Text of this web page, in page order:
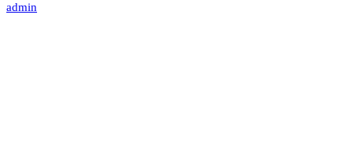
admin